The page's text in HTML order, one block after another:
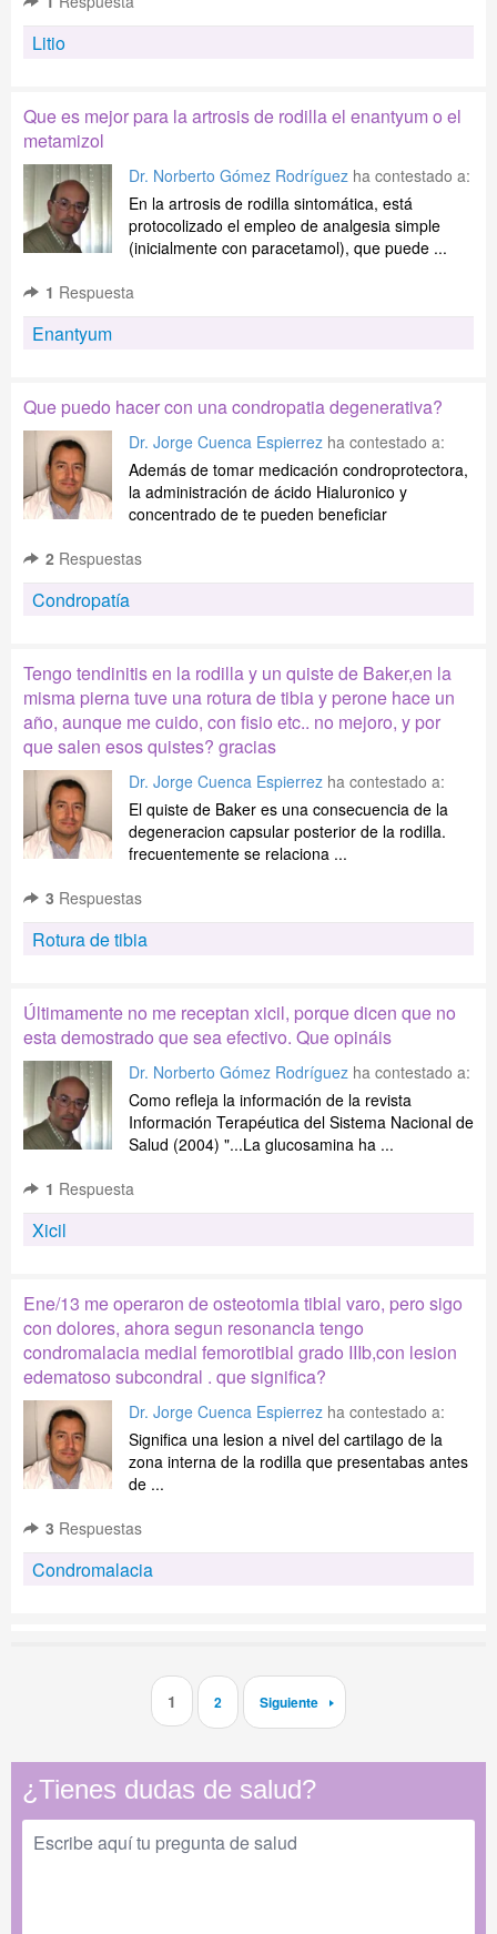
Litio
Que es mejor para la artrosis de rodilla el enantyum o el
metamizol
Dr. Norberto Gómez Rodríguez ha contestado a:
En la artrosis de rodilla sintomática, está
protocolizado el empleo de analgesia simple
(inicialmente con paracetamol), que puede ...
1 Respuesta
Enantyum
Que puedo hacer con una condropatia degenerativa?
Dr. Jorge Cuenca Espierrez ha contestado a:
Además de tomar medicación condroprotectora,
la administración de ácido Hialuronico y
concentrado de te pueden beneficiar
2 Respuestas
Condropatía
Tengo tendinitis en la rodilla y un quiste de Baker,en la
misma pierna tuve una rotura de tibia y perone hace un
año, aunque me cuido, con fisio etc.. no mejoro, y por
que salen esos quistes? gracias
Dr. Jorge Cuenca Espierrez ha contestado a:
El quiste de Baker es una consecuencia de la
degeneracion capsular posterior de la rodilla.
frecuentemente se relaciona ...
3 Respuestas
Rotura de tibia
Últimamente no me receptan xicil, porque dicen que no
esta demostrado que sea efectivo. Que opináis
Dr. Norberto Gómez Rodríguez ha contestado a:
Como refleja la información de la revista
Información Terapéutica del Sistema Nacional de
Salud (2004) "...La glucosamina ha ...
1 Respuesta
Xicil
Ene/13 me operaron de osteotomia tibial varo, pero sigo
con dolores, ahora segun resonancia tengo
condromalacia medial femorotibial grado IIIb,con lesion
edematoso subcondral . que significa?
Dr. Jorge Cuenca Espierrez ha contestado a:
Significa una lesion a nivel del cartilago de la
zona interna de la rodilla que presentabas antes
de ...
3 Respuestas
Condromalacia
1 2 Siguiente
¿Tienes dudas de salud?